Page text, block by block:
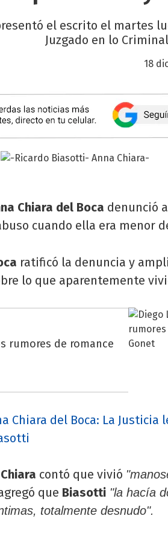
el escrito el martes
Juzgado en lo
18
Chiara del Boca denunció
cuando ella era menor
ratificó la denuncia y
lo que aparentemente
rumores de romance
Chiara del Boca: La Justicia
contó que vivió
que Biasotti "la hacía
totalmente desnudo".